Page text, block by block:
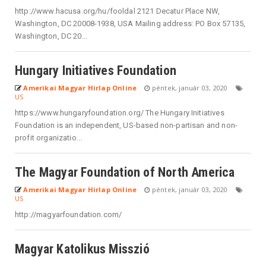
http://www.hacusa.org/hu/fooldal 2121 Decatur Place NW,
Washington, DC 20008-1938, USA Mailing address: PO Box 57135,
Washington, DC 20...
Hungary Initiatives Foundation
Amerikai Magyar Hirlap Online
péntek, január 03, 2020
US
https://www.hungaryfoundation.org/ The Hungary Initiatives
Foundation is an independent, US-based non-partisan and non-
profit organizatio...
The Magyar Foundation of North America
Amerikai Magyar Hirlap Online
péntek, január 03, 2020
US
http://magyarfoundation.com/
Magyar Katolikus Misszió